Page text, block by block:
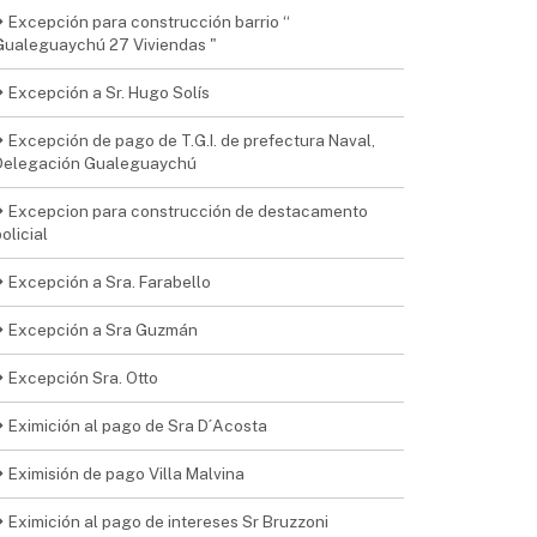
Excepción para construcción barrio “
27 Viviendas "
Excepción a Sr. Hugo Solís
Excepción de pago de T.G.I. de prefectura Naval,
Gualeguaychú
Excepcion para construcción de destacamento
Excepción a Sra. Farabello
Excepción a Sra Guzmán
Excepción Sra. Otto
Eximición al pago de Sra D´Acosta
Eximisión de pago Villa Malvina
Eximición al pago de intereses Sr Bruzzoni